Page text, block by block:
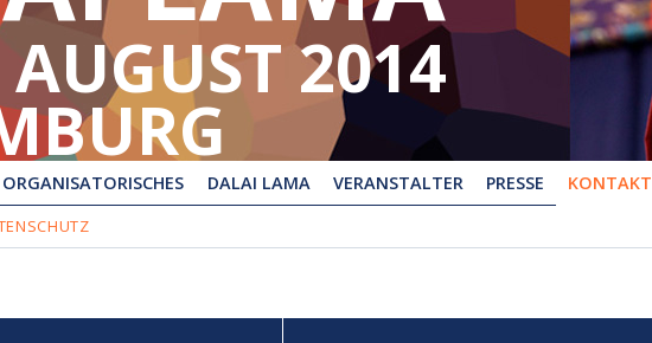
2014
ORGANISATORISCHES DALAI LAMA VERANSTALTER PRESSE KONTAKT